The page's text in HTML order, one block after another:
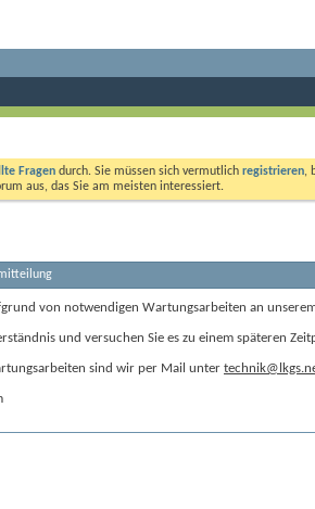
Fragen durch. Sie müssen sich vermutlich registrieren,
aus, das Sie am meisten interessiert.
von notwendigen Wartungsarbeiten an
und versuchen Sie es zu einem späteren
sind wir per Mail unter